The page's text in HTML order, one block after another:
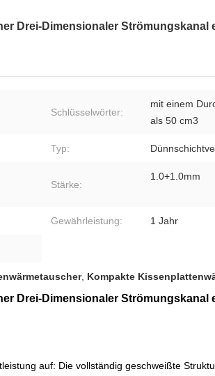
Drei-Dimensionaler Strömungskanal
Schlüsselwörter:
mit einem
als 50 cm3
Typ:
Stärke:
1.0+1.0mm
Gewährleistung: 1 Jahr
, Kompakte
Drei-Dimensionaler Strömungskanal
auf: Die vollständig geschweißte